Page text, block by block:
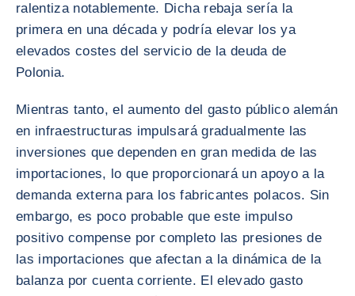
ralentiza notablemente. Dicha rebaja sería la
primera en una década y podría elevar los ya
elevados costes del servicio de la deuda de
Polonia.
Mientras tanto, el aumento del gasto público alemán
en infraestructuras impulsará gradualmente las
inversiones que dependen en gran medida de las
importaciones, lo que proporcionará un apoyo a la
demanda externa para los fabricantes polacos. Sin
embargo, es poco probable que este impulso
positivo compense por completo las presiones de
las importaciones que afectan a la dinámica de la
balanza por cuenta corriente. El elevado gasto